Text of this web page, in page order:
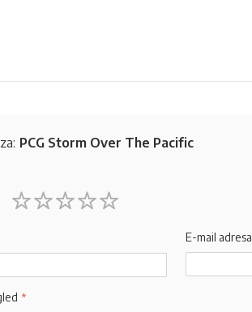
PCG Storm Over The Pacific
E-mail adresa